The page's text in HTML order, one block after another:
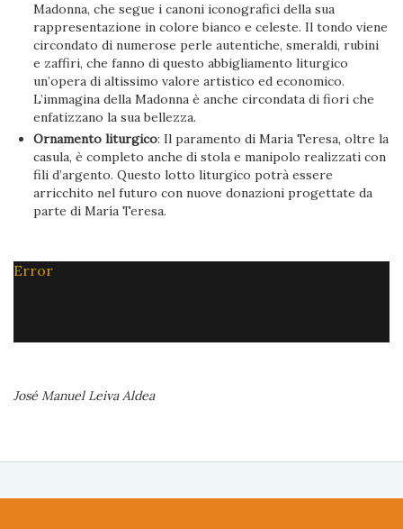
Madonna, che segue i canoni iconografici della sua
rappresentazione in colore bianco e celeste. Il tondo viene
circondato di numerose perle autentiche, smeraldi, rubini
e zaffiri, che fanno di questo abbigliamento liturgico
un’opera di altissimo valore artistico ed economico.
L’immagina della Madonna è anche circondata di fiori che
enfatizzano la sua bellezza.
Ornamento liturgico: Il paramento di Maria Teresa, oltre la
casula, è completo anche di stola e manipolo realizzati con
fili d’argento. Questo lotto liturgico potrà essere
arricchito nel futuro con nuove donazioni progettate da
parte di María Teresa.
Error
José Manuel Leiva Aldea